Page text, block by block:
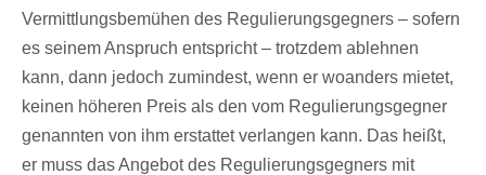
Vermittlungsbemühen des Regulierungsgegners – sofern
es seinem Anspruch entspricht – trotzdem ablehnen
kann, dann jedoch zumindest, wenn er woanders mietet,
keinen höheren Preis als den vom Regulierungsgegner
genannten von ihm erstattet verlangen kann. Das heißt,
er muss das Angebot des Regulierungsgegners mit